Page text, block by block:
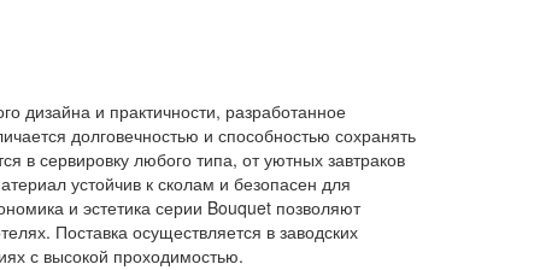
дизайна и практичности, разработанное
долговечностью и способностью сохранять
в сервировку любого типа, от уютных завтраков
устойчив к сколам и безопасен для
и эстетика серии Bouquet позволяют
Поставка осуществляется в заводских
с высокой проходимостью.